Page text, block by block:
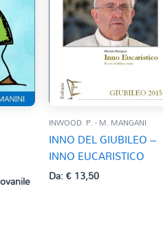
INWOOD. P. - M. MANGANI
INNO DEL GIUBILEO –
INNO EUCARISTICO
Da:€13,50